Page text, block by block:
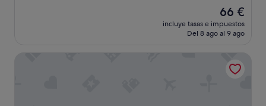
El
precio
actual
de
66 €
66 €
incluye tasas e impuestos
Del 8 ago al 9 ago